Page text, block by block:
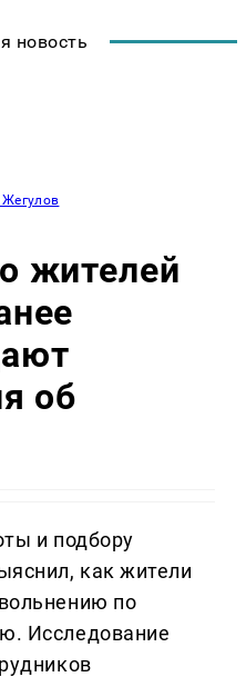
новость
Жегулов
жителей
об
и подбору
как жители
по
Исследование